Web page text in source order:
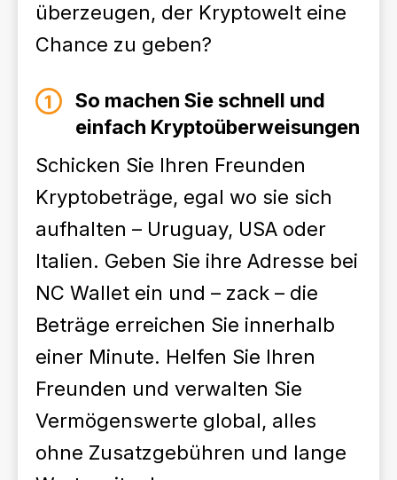
überzeugen, der Kryptowelt eine
Chance zu geben?
So machen Sie schnell und
einfach Kryptoüberweisungen
Schicken Sie Ihren Freunden
Kryptobeträge, egal wo sie sich
aufhalten – Uruguay, USA oder
Italien. Geben Sie ihre Adresse bei
NC Wallet ein und – zack – die
Beträge erreichen Sie innerhalb
einer Minute. Helfen Sie Ihren
Freunden und verwalten Sie
Vermögenswerte global, alles
ohne Zusatzgebühren und lange